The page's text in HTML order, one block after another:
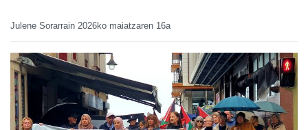
Julene Sorarrain 2026ko maiatzaren 16a